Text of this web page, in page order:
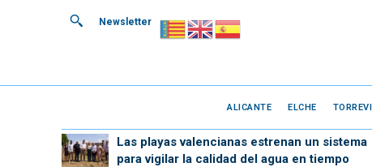
Newsletter
ALICANTE ELCHE
Las playas valencianas estrenan un sistema
para vigilar la calidad del agua en tiempo